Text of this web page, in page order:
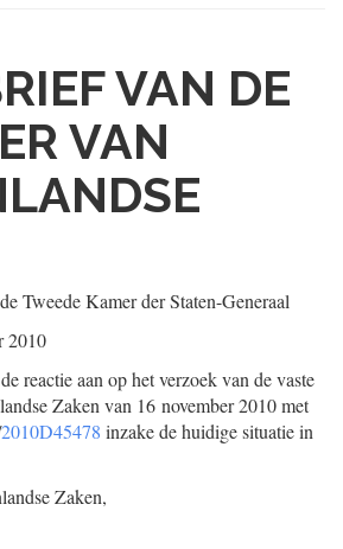
VAN DE
VAN
Tweede Kamer der Staten-Generaal
2010
reactie aan op het verzoek van de vaste
Zaken van 16 november 2010 met
2010D45478 inzake de huidige situatie in
Zaken,